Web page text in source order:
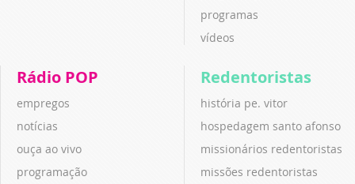
programas
vídeos
Rádio POP
empregos
notícias
ouça ao vivo
programação
Redentoristas
história pe. vitor
hospedagem santo afonso
missionários redentoristas
missões redentoristas